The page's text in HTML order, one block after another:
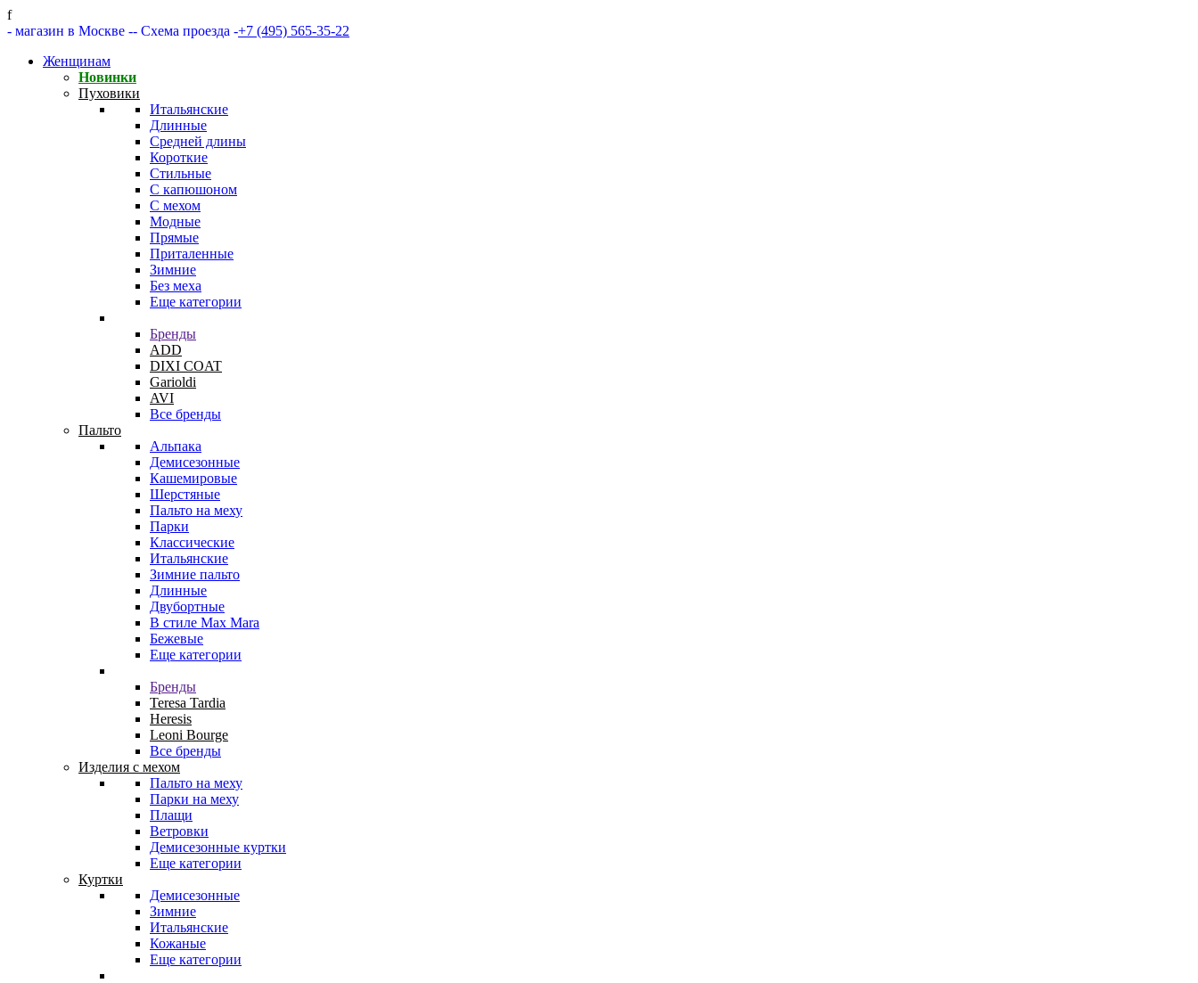
f
- магазин в Москве -- Схема проезда -+7 (495) 565-35-22
Женщинам
Новинки
Пуховики
Итальянские
Длинные
Средней длины
Короткие
Стильные
С капюшоном
С мехом
Модные
Прямые
Приталенные
Зимние
Без меха
Еще категории
Бренды
ADD
DIXI COAT
Garioldi
AVI
Все бренды
Пальто
Альпака
Демисезонные
Кашемировые
Шерстяные
Пальто на меху
Парки
Классические
Итальянские
Зимние пальто
Длинные
Двубортные
В стиле Max Mara
Бежевые
Еще категории
Бренды
Teresa Tardia
Heresis
Leoni Bourge
Все бренды
Изделия с мехом
Пальто на меху
Парки на меху
Плащи
Ветровки
Демисезонные куртки
Еще категории
Куртки
Демисезонные
Зимние
Итальянские
Кожаные
Еще категории